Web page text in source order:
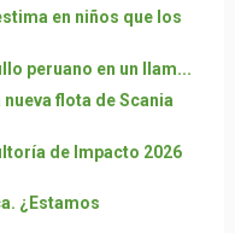
en niños que los
peruano en un llam...
flota de Scania
de Impacto 2026
¿Estamos